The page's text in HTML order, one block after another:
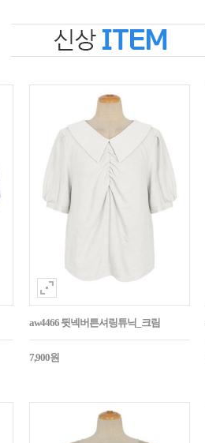
aw4466 뒷넥버튼셔링튜닉_크림
7,900원